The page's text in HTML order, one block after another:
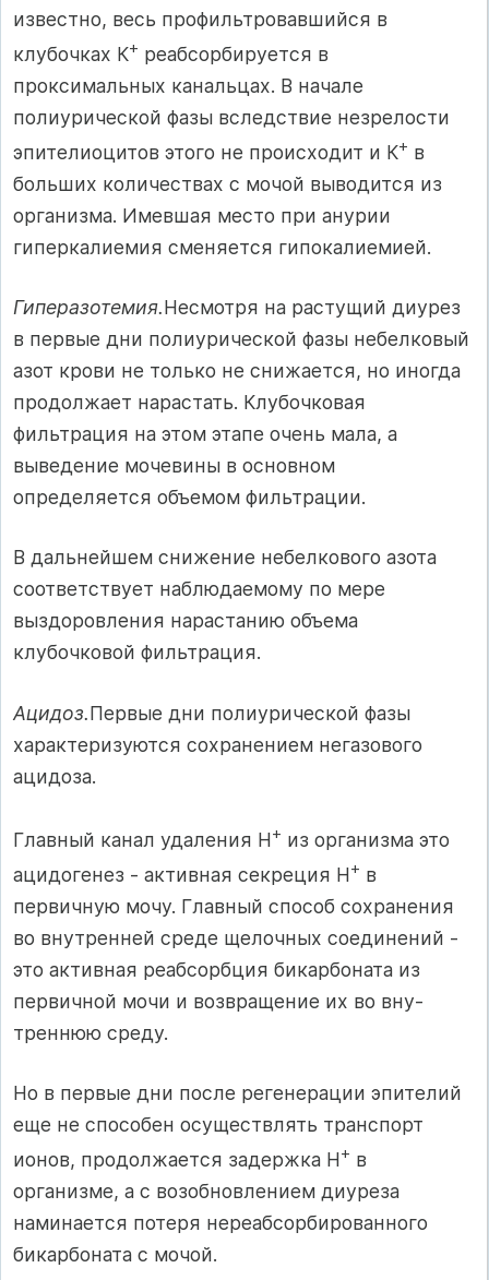
известно, весь профильтровавшийся в
клубочках К+ реабсорбируется в
проксимальных канальцах. В нача­ле
полиурической фазы вследствие незрелости
эпителиоцитов этого не происходит и К+ в
больших количествах с мочой выводится из
организма. Имевшая место при анурии
гиперкалиемия сменяется ги­покалиемией.
Гиперазотемия.Несмотря на растущий диурез
в первые дни полиурической фазы небелковый
азот крови не только не снижается, но иногда
продолжает нарастать. Клубочковая
фильтрация на этом этапе очень мала, а
выведение мочевины в основном
определяется объе­мом фильтрации.
В дальнейшем снижение небелкового азота
соответствует наблюдаемому по мере
выздоровления нарастанию объема
клубочковой фильтрация.
Ацидоз.Первые дни полиурической фазы
характеризуются сохранением негазового
ацидоза.
Главный канал удаления Н+ из организма это
ацидогенез - активная секреция Н+ в
первичную мочу. Главный способ сохране­ния
во внутренней среде щелочных соединений -
это активная реабсорбция бикарбоната из
первичной мочи и возвращение их во вну­
треннюю среду.
Но в первые дни после регенерации эпителий
еще не спосо­бен осуществлять транспорт
ионов, продолжается задержка Н+ в
организме, а с возобновлением диуреза
наминается потеря нереабсорбированного
бикарбоната с мочой.